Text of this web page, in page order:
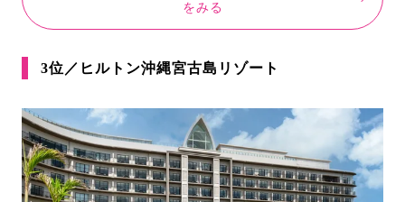
をみる
3位／ヒルトン沖縄宮古島リゾート